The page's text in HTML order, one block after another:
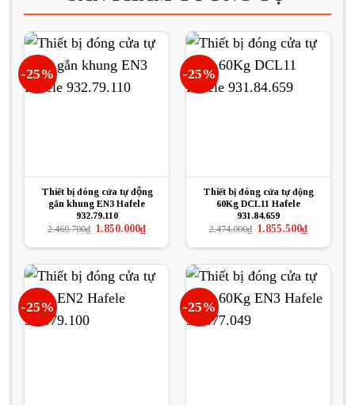
-25%
Thiết bị đóng cửa tự động
gắn khung EN3 Hafele
932.79.110
2.460.700₫ Giá
là:
1.850.000₫Giá
hiện
tại
1.850.000₫.
-25%
Thiết bị đóng cửa tự động
60Kg DCL11 Hafele
931.84.659
2.474.000₫ Giá
là:
1.855.500₫Giá
hiện
tại
1.855.500₫.
-25% -25%